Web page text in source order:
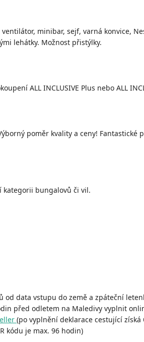
minibar, sejf, varná konvice,
lehátky. Možnost přistýlky.
ALL INCLUSIVE Plus nebo ALL
poměr kvality a ceny!
kategorii bungalovů či vil.
data vstupu do země a zpáteční
před odletem na Maledivy vyplnit
(po vyplnění deklarace cestující
kódu je max. 96 hodin)